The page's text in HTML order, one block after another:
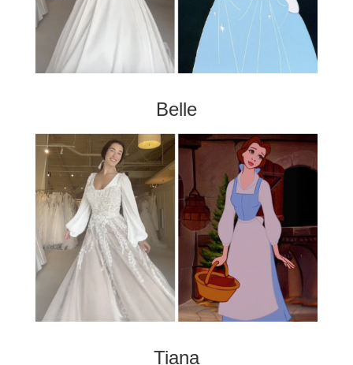
Belle
Tiana